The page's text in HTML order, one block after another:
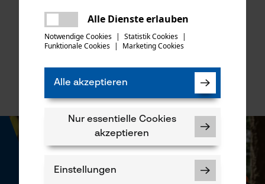
Alaska grau
Alle Dienste erlauben
Notwendige Cookies | Statistik Cookies |
Funktionale Cookies | Marketing Cookies
Alle akzeptieren
Nur essentielle Cookies
akzeptieren
Einstellungen
Es ist ein Fehler aufgetreten. Bitte
versuchen Sie es erneut.
mail